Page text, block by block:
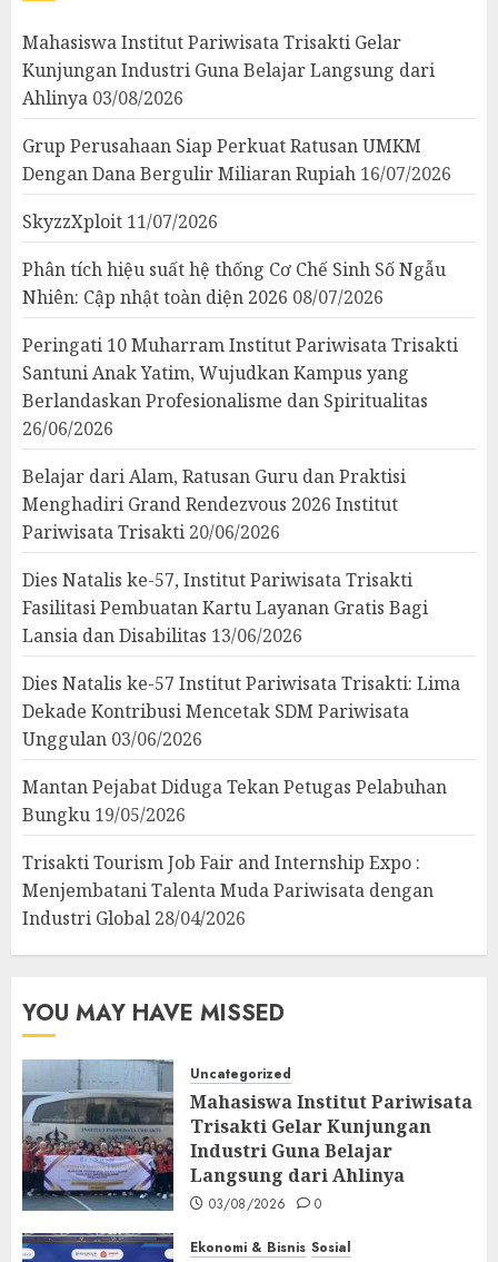
Mahasiswa Institut Pariwisata Trisakti Gelar
Kunjungan Industri Guna Belajar Langsung dari
Ahlinya 03/08/2026
Grup Perusahaan Siap Perkuat Ratusan UMKM
Dengan Dana Bergulir Miliaran Rupiah 16/07/2026
SkyzzXploit 11/07/2026
Phân tích hiệu suất hệ thống Cơ Chế Sinh Số Ngẫu
Nhiên: Cập nhật toàn diện 2026 08/07/2026
Peringati 10 Muharram Institut Pariwisata Trisakti
Santuni Anak Yatim, Wujudkan Kampus yang
Berlandaskan Profesionalisme dan Spiritualitas
26/06/2026
Belajar dari Alam, Ratusan Guru dan Praktisi
Menghadiri Grand Rendezvous 2026 Institut
Pariwisata Trisakti 20/06/2026
Dies Natalis ke-57, Institut Pariwisata Trisakti
Fasilitasi Pembuatan Kartu Layanan Gratis Bagi
Lansia dan Disabilitas 13/06/2026
Dies Natalis ke-57 Institut Pariwisata Trisakti: Lima
Dekade Kontribusi Mencetak SDM Pariwisata
Unggulan 03/06/2026
Mantan Pejabat Diduga Tekan Petugas Pelabuhan
Bungku 19/05/2026
Trisakti Tourism Job Fair and Internship Expo :
Menjembatani Talenta Muda Pariwisata dengan
Industri Global 28/04/2026
YOU MAY HAVE MISSED
Uncategorized
Mahasiswa Institut Pariwisata
Trisakti Gelar Kunjungan
Industri Guna Belajar
Langsung dari Ahlinya
03/08/2026 0
Ekonomi & Bisnis Sosial